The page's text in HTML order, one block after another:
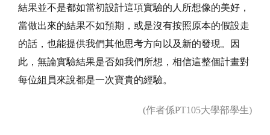
結果並不是都如當初設計這項實驗的人所想像的美好，
當做出來的結果不如預期，或是沒有按照原本的假設走
的話，也能提供我們其他思考方向以及新的發現。因
此，無論實驗結果是否如我們所想，相信這整個計畫對
每位組員來說都是一次寶貴的經驗。
(作者係PT105大學部學生)